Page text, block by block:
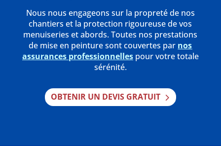
Nous nous engageons sur la propreté de nos
chantiers et la protection rigoureuse de vos
menuiseries et abords. Toutes nos prestations
de mise en peinture sont couvertes par nos
assurances professionnellespour votre totale
sérénité.
OBTENIR UN DEVIS GRATUIT